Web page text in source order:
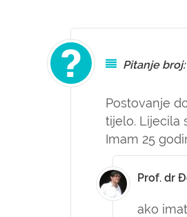
Pitanje
Postovanje
tijelo. Lijecila
Imam 25
Prof. dr
ako